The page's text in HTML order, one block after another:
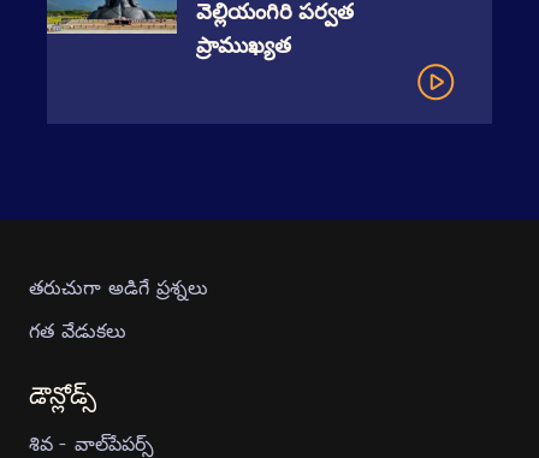
వెల్లియంగిరి పర్వత
ప్రాముఖ్యత
తరుచుగా అడిగే ప్రశ్నలు
గత వేడుకలు
డౌన్లోడ్స్
శివ - వాల్‍పేపర్స్